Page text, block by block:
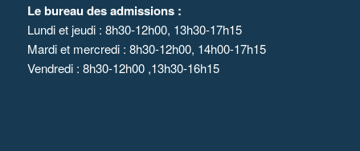
Le bureau des admissions :
Lundi et jeudi : 8h30-12h00, 13h30-17h15
Mardi et mercredi : 8h30-12h00, 14h00-17h15
Vendredi : 8h30-12h00 ,13h30-16h15